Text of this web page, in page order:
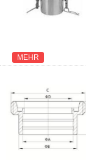
MEHR